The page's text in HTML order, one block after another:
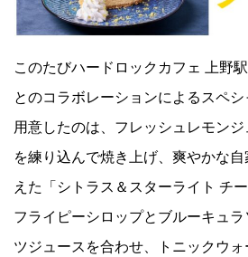
このたびハードロックカフェ 上野
とのコラボレーションによるスペ
用意したのは、フレッシュレモン
を練り込んで焼き上げ、爽やかな
えた「シトラス＆スターライト チ
フライピーシロップとブルーキュ
ツジュースを合わせ、トニックウ